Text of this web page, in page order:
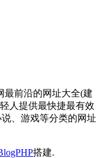
最前沿的网址大全(建
人提供最快捷最有效
、游戏等分类的网址
搭建.